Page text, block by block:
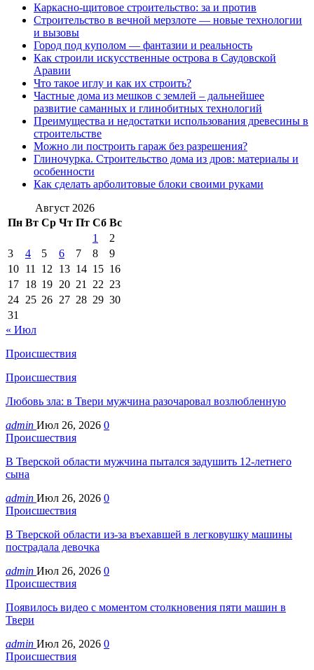
Каркасно-щитовое строительство: за и против
Строительство в вечной мерзлоте — новые технологии
и вызовы
Город под куполом — фантазии и реальность
Как строили искусственные острова в Саудовской
Аравии
Что такое иглу и как их строить?
Частные дома из мешков с землей – дальнейшее
развитие саманных и глинобитных технологий
Преимущества и недостатки использования древесины в
строительстве
Можно ли построить гараж без разрешения?
Глиночурка. Строительство дома из дров: материалы и
особенности
Как сделать арболитовые блоки своими руками
Август 2026
Пн Вт Ср Чт Пт Сб Вс
1
2
3
4 5 6 7 8
9
10 11 12 13 14 15 16
17 18 19 20 21 22 23
24 25 26 27 28 29 30
31
« Июл
Происшествия
Происшествия
Любовь зла: в Твери мужчина разочаровал возлюбленную
admin Июл 26, 2026 0
Происшествия
В Тверской области мужчина пытался задушить 12-летнего
сына
admin Июл 26, 2026 0
Происшествия
В Тверской области из-за въехавшей в легковушку машины
пострадала девочка
admin Июл 26, 2026 0
Происшествия
Появилось видео с моментом столкновения пяти машин в
Твери
admin Июл 26, 2026 0
Происшествия